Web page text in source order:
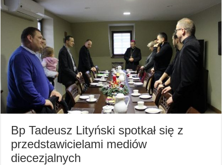
Bp Tadeusz Lityński spotkał się z
przedstawicielami mediów
diecezjalnych